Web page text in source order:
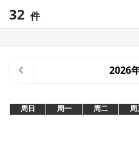
32 件
2026
周日 周一 周二 周